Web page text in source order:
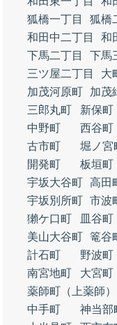
狐橋一丁目
狐橋
和田中二丁目
和
下馬二丁目
下馬
三ツ屋二丁目
大
加茂河原町
加茂
三郎丸町
新保町
中野町
西谷町
古市町
堀ノ宮
開発町
板垣町
宇坂大谷町 高田
宇坂別所町 市波
獺ケ口町
皿谷町
美山大谷町 篭谷
計石町
野波町
南宮地町
大宮町
薬師町（上薬師）
中手町
神当部